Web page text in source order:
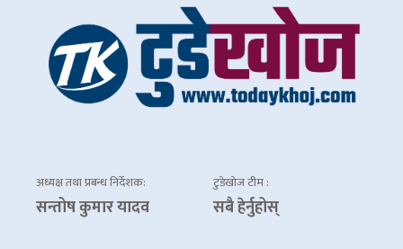
अध्यक्ष तथा प्रबन्ध निर्देशक:
सन्तोष कुमार यादव
टुडेखोज टीम :
सबै हेर्नुहोस्